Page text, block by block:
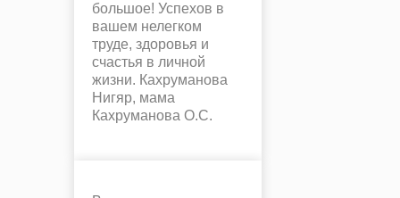
большое! Успехов в
вашем нелегком
труде, здоровья и
счастья в личной
жизни. Кахруманова
Нигяр, мама
Кахруманова О.С.